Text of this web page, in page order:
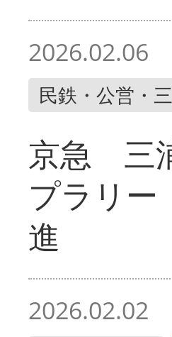
2026.02.06
民鉄・公営・
京急 三
プラリ
進
2026.02.02